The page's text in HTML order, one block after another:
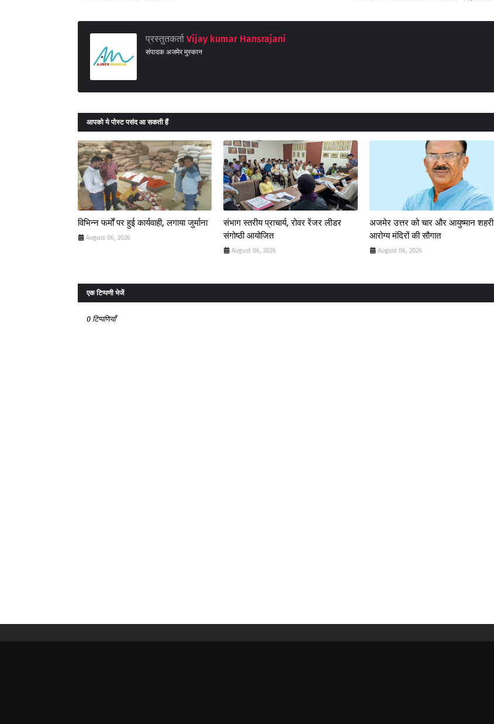
प्रस्तुतकर्ता Vijay kumar Hansrajani
संपादक अजमेर मुस्कान
आपको ये पोस्ट पसंद आ सकती हैं
विभिन्न फर्मों पर हुई कार्यवाही, लगाया जुर्माना
August 06, 2026
संभाग स्तरीय प्राचार्य, रोवर रेंजर लीडर
संगोष्ठी आयोजित
August 06, 2026
अजमेर उत्तर को चार और आयुष्मान शहरी
आरोग्य मंदिरों की सौगात
August 06, 2026
एक टिप्पणी भेजें
0 टिप्पणियाँ